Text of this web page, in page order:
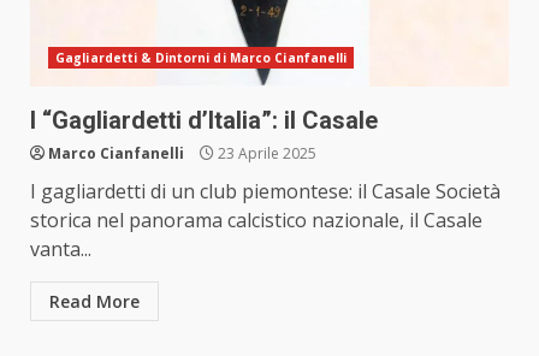
Gagliardetti & Dintorni di Marco Cianfanelli
I “Gagliardetti d’Italia”: il Casale
Marco Cianfanelli 23 Aprile 2025
I gagliardetti di un club piemontese: il Casale Società
storica nel panorama calcistico nazionale, il Casale
vanta...
Read More